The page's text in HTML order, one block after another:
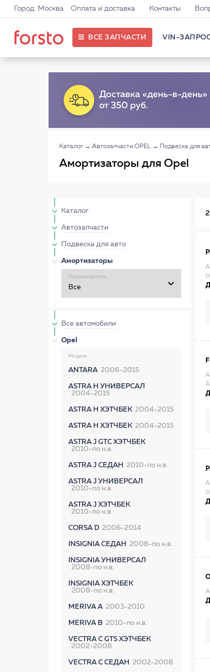
Город: Москва Оплата и доставка Контакты
ВСЕ ЗАПЧАСТИ VIN-
Каталог → Автозапчасти OPEL → Подвеска для
Амортизаторы для Opel
Каталог
Автозапчасти
Подвеска для авто
Амортизаторы
Производитель
Все автомобили
Opel
Модель
ANTARA 2006-2015
ASTRA H УНИВЕРСАЛ
2004-2015
ASTRA H ХЭТЧБЕК 2004-2015
ASTRA H ХЭТЧБЕК 2004-2015
ASTRA J GTC ХЭТЧБЕК
2010-по н.в.
ASTRA J СЕДАН 2010-по н.в.
ASTRA J УНИВЕРСАЛ
2010-по н.в.
ASTRA J ХЭТЧБЕК
2010-по н.в.
CORSA D 2006-2014
INSIGNIA СЕДАН 2008-по н.в.
INSIGNIA УНИВЕРСАЛ
2008-по н.в.
INSIGNIA ХЭТЧБЕК
2008-по н.в.
MERIVA A 2003-2010
MERIVA B 2010-по н.в.
VECTRA C GTS ХЭТЧБЕК
2002-2008
VECTRA C СЕДАН 2002-2008